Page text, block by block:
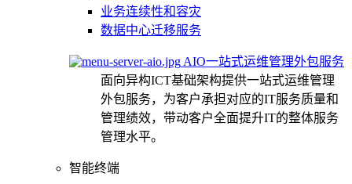
业务连续性和容灾
数据中心迁移服务
AIO一站式运维管理外包服务
面向异构ICT基础架构提供一站式运维管理
外包服务，为客户承担对应的IT服务质量和
管理绩效，带动客户全面提升IT的整体服务
管理水平。
智能终端